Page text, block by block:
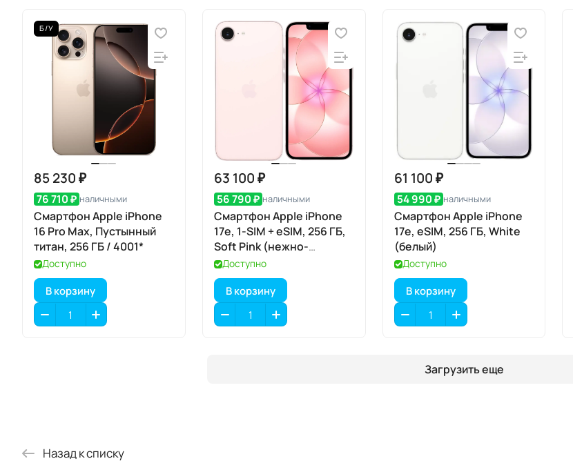
Б/У
85 230 ₽
76 710 ₽ наличными
Смартфон Apple iPhone
16 Pro Max, Пустынный
титан, 256 ГБ / 4001*
Доступно
В корзину
63 100 ₽
56 790 ₽ наличными
Смартфон Apple iPhone
17e, 1-SIM + eSIM, 256 ГБ,
Soft Pink (нежно-
розовый)
Доступно
В корзину
61 100 ₽
54 990 ₽ наличными
Смартфон Apple iPhone
17e, eSIM, 256 ГБ, White
(белый)
Доступно
В корзину
Загрузить еще
Назад к списку